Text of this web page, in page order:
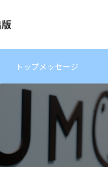
トップメッセージ